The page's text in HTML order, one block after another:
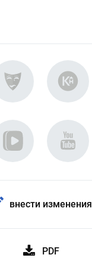
внести изменения
PDF